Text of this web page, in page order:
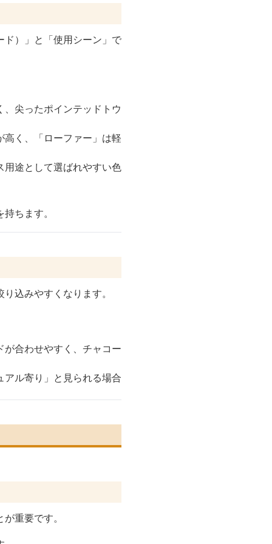
）」と「使用シーン」で
尖ったポインテッドトウ
く、「ローファー」は軽
途として選ばれやすい色
ちます。
込みやすくなります。
合わせやすく、チャコー
ル寄り」と見られる場合
重要です。